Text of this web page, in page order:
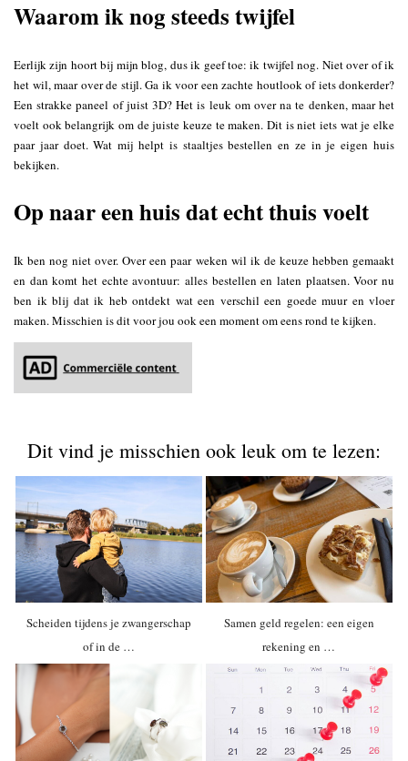
Waarom ik nog steeds twijfel
Eerlijk zijn hoort bij mijn blog, dus ik geef toe: ik twijfel nog. Niet over of ik
het wil, maar over de stijl. Ga ik voor een zachte houtlook of iets donkerder?
Een strakke paneel of juist 3D? Het is leuk om over na te denken, maar het
voelt ook belangrijk om de juiste keuze te maken. Dit is niet iets wat je elke
paar jaar doet. Wat mij helpt is staaltjes bestellen en ze in je eigen huis
bekijken.
Op naar een huis dat echt thuis voelt
Ik ben nog niet over. Over een paar weken wil ik de keuze hebben gemaakt
en dan komt het echte avontuur: alles bestellen en laten plaatsen. Voor nu
ben ik blij dat ik heb ontdekt wat een verschil een goede muur en vloer
maken. Misschien is dit voor jou ook een moment om eens rond te kijken.
Dit vind je misschien ook leuk om te lezen:
Scheiden tijdens je zwangerschap
of in de …
Samen geld regelen: een eigen
rekening en …